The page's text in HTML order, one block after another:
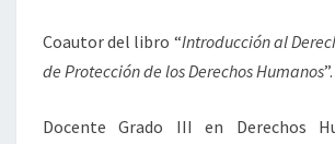
Coautor del libro “Introducción al
de Protección de los Derechos Humanos”.
Docente Grado III en Derechos